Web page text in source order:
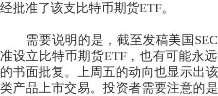
经批准了该支比特币期货ETF。
需要说明的是，截至发稿美国SEC
准设立比特币期货ETF，也有可能永
的书面批复。上周五的动向也显示出
类产品上市交易。投资者需要注意的